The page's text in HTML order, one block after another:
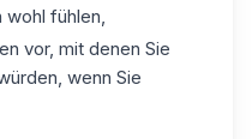
fühlen,
vor, mit denen Sie
wenn Sie